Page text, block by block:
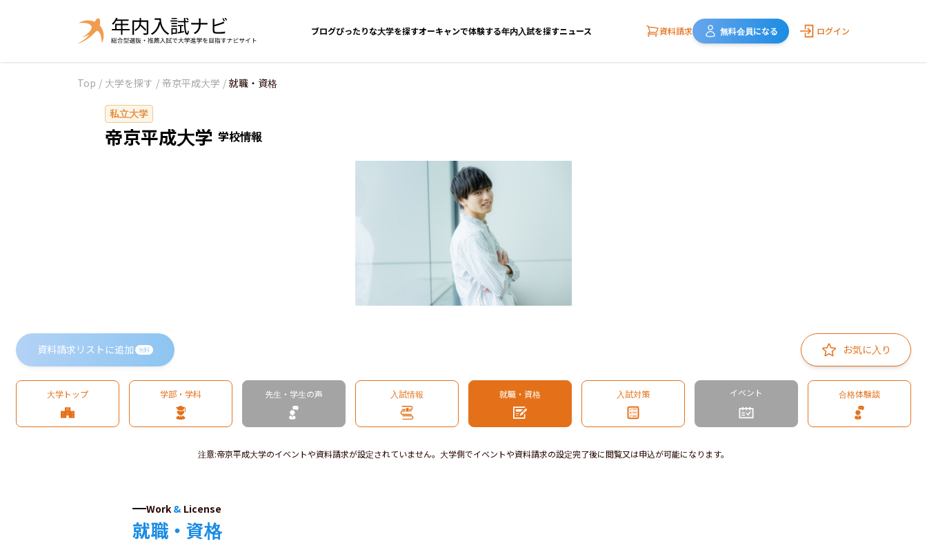
ブログぴったりな大学を探すオーキャンで体験する年内入試を探すニュース 資料請求 無料会員になる ログイン
Top / 大学を探す / 帝京平成大学 / 就職・資格
私立大学
帝京平成大学 学校情報
資料請求リストに追加 無料 お気に入り
大学トップ 学部・学科 先生・学生の声 入試情報 就職・資格 入試対策 イベント 合格体験談
注意:帝京平成大学のイベントや資料請求が設定されていません。大学側でイベントや資料請求の設定完了後に閲覧又は申込が可能になります。
Work & License
就職・資格